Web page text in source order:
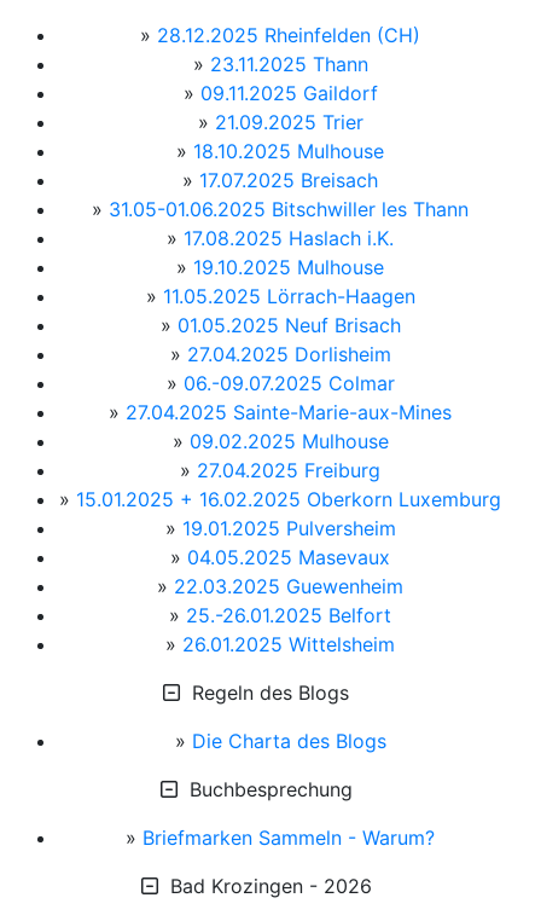
» 28.12.2025 Rheinfelden (CH)
» 23.11.2025 Thann
» 09.11.2025 Gaildorf
» 21.09.2025 Trier
» 18.10.2025 Mulhouse
» 17.07.2025 Breisach
» 31.05-01.06.2025 Bitschwiller les Thann
» 17.08.2025 Haslach i.K.
» 19.10.2025 Mulhouse
» 11.05.2025 Lörrach-Haagen
» 01.05.2025 Neuf Brisach
» 27.04.2025 Dorlisheim
» 06.-09.07.2025 Colmar
» 27.04.2025 Sainte-Marie-aux-Mines
» 09.02.2025 Mulhouse
» 27.04.2025 Freiburg
» 15.01.2025 + 16.02.2025 Oberkorn Luxemburg
» 19.01.2025 Pulversheim
» 04.05.2025 Masevaux
» 22.03.2025 Guewenheim
» 25.-26.01.2025 Belfort
» 26.01.2025 Wittelsheim
Regeln des Blogs
» Die Charta des Blogs
Buchbesprechung
» Briefmarken Sammeln - Warum?
Bad Krozingen - 2026